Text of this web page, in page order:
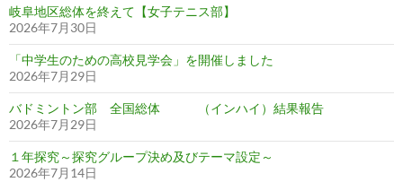
岐阜地区総体を終えて【女子テニス部】
2026年7月30日
「中学生のための高校見学会」を開催しました
2026年7月29日
バドミントン部 全国総体 （インハイ）結果報告
2026年7月29日
１年探究～探究グループ決め及びテーマ設定～
2026年7月14日